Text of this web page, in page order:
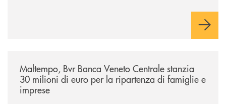
Maltempo, Bvr Banca Veneto Centrale stanzia
30 milioni di euro per la ripartenza di famiglie e
imprese